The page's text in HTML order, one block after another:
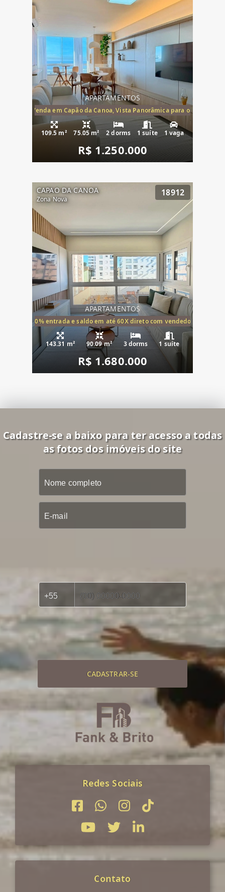
APARTAMENTOS
Mar à Venda em Capão da Canoa, Vista Panorâmica para o Mar, 2
109.5 m² 75.05 m² 2 dorms 1 suíte 1 vaga
R$ 1.250.000
CAPAO DA CANOA
Zona Nova
18912
APARTAMENTOS
20% entrada e saldo em até 60X direto com vendedor
143.31 m² 90.09 m² 3 dorms 1 suíte
R$ 1.680.000
Cadastre-se a baixo para ter acesso a todas
as fotos dos imóveis do site
CADASTRAR-SE
Redes Sociais
Contato